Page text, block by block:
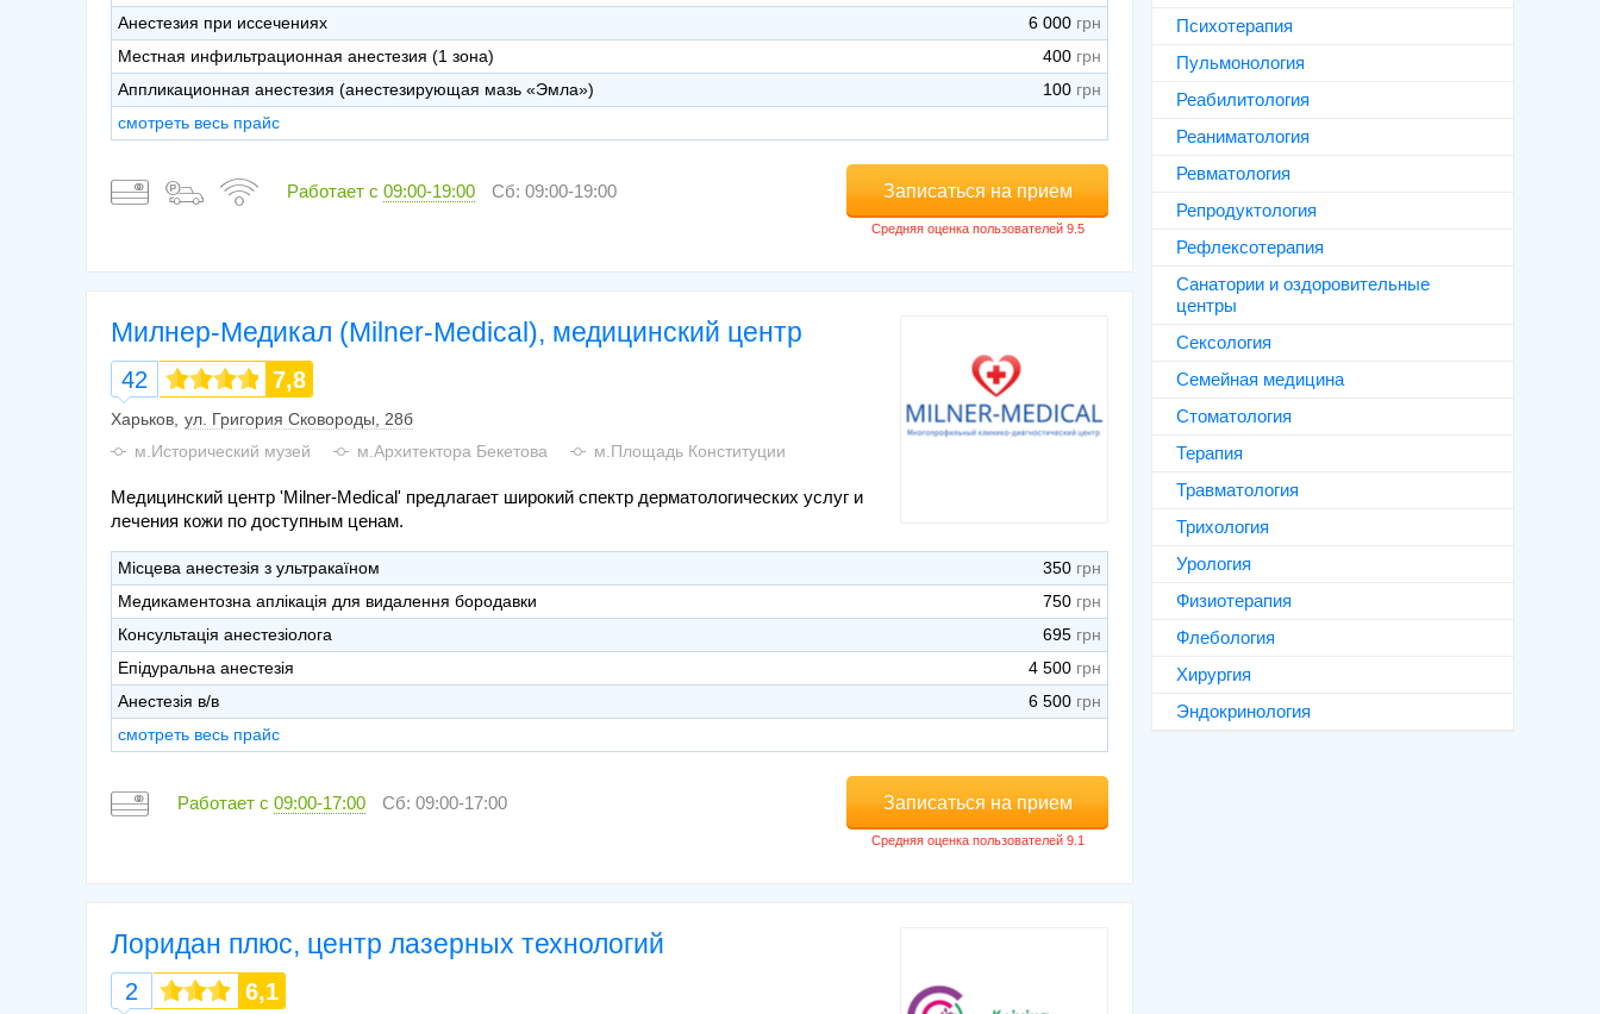
Анестезия при иссечениях
6 000
Местная инфильтрационная анестезия (1 зона)
400
Аппликационная анестезия (анестезирующая мазь «Эмла»)
100
смотреть весь прайс
Работает с 09:00-19:00 Сб: 09:00-19:00 Записаться на прием
Милнер-Медикал (Milner-Mediсal), медицинский центр
42 7,8
Харьков ул. Григория Сковороды, 28б
м.Исторический музей
м.Архитектора Бекетова м.Площадь Конституции
Медицинский центр 'Milner-Medical' предлагает широкий спектр дерматологических услуг и
лечения кожи по доступным ценам.
Місцева анестезія з ультракаїном
350
Медикаментозна аплікація для видалення бородавки
750
Консультація анестезіолога
695
Епідуральна анестезія
4 500
Анестезія в/в
6 500
смотреть весь прайс
Работает с 09:00-17:00 Сб: 09:00-17:00 Записаться на прием
Лоридан плюс, центр лазерных технологий
2 6,1
Психотерапия
Пульмонология
Реабилитология
Реаниматология
Ревматология
Репродуктология
Рефлексотерапия
Санатории и оздоровительные
центры
Сексология
Семейная медицина
Стоматология
Терапия
Травматология
Трихология
Урология
Физиотерапия
Флебология
Хирургия
Эндокринология